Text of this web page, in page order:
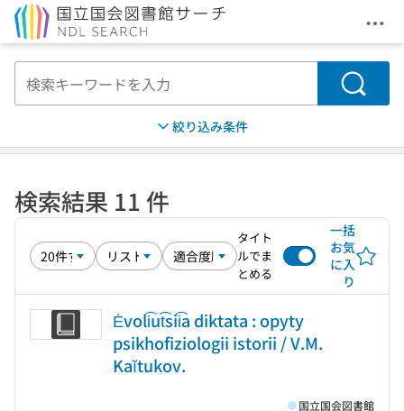
メ
検索
絞り込み条件
検索結果 11 件
タイト
ルでま
とめる
一括
お気
に入
り
Ėvoli͡ut͡sii͡a diktata : opyty
psikhofiziologii istorii / V.M.
Kaĭtukov.
国立国会図書館